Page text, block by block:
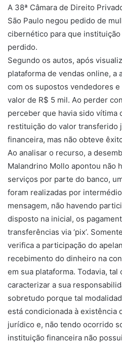
A 38ª Câmara de Direito
São Paulo negou pedido de
cibernético para que
perdido.
Segundo os autos, após
plataforma de vendas online, a
com os supostos vendedores
valor de R$ 5 mil. Ao perder
perceber que havia sido vítima
restituição do valor transferido
financeira, mas não obteve
Ao analisar o recurso, a
Malandrino Mollo apontou não
serviços por parte do banco,
foram realizadas por
mensagem, não havendo
disposto na inicial, os
transferências via ‘pix’.
verifica a participação do
recebimento do dinheiro na
em sua plataforma. Todavia, tal
caracterizar a sua
sobretudo porque tal
está condicionada à existência
jurídico e, não tendo ocorrido
instituição financeira não